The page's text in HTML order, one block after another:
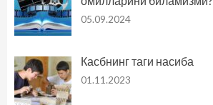
05.09.2024
Касбнинг таги насиба
01.11.2023